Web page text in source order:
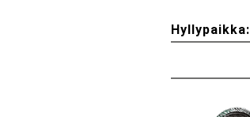
Hyllypaikka: